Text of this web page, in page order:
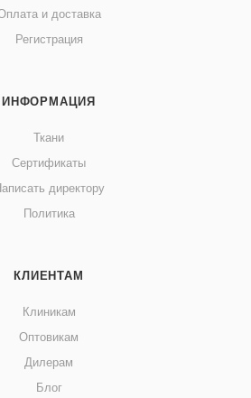
и доставка
Регистрация
ИНФОРМАЦИЯ
Ткани
Сертификаты
директору
Политика
КЛИЕНТАМ
Клиникам
Оптовикам
Дилерам
Блог